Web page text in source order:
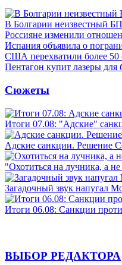
В Болгарии неизвестный
Россияне изменили
Испания объявила о
США перехватили более 50
Пентагон купит лазеры
Сюжеты
Итоги 07.08: "Адские"
Адские санкции. Решение
"Охотиться на лучника, а
Загадочный звук напугал
Итоги 06.08: Санкции
ВЫБОР РЕДАКТОРА